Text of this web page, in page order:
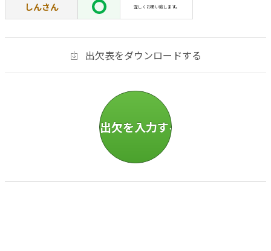
しんさん 宜しくお願い致します。
出欠表をダウンロードする